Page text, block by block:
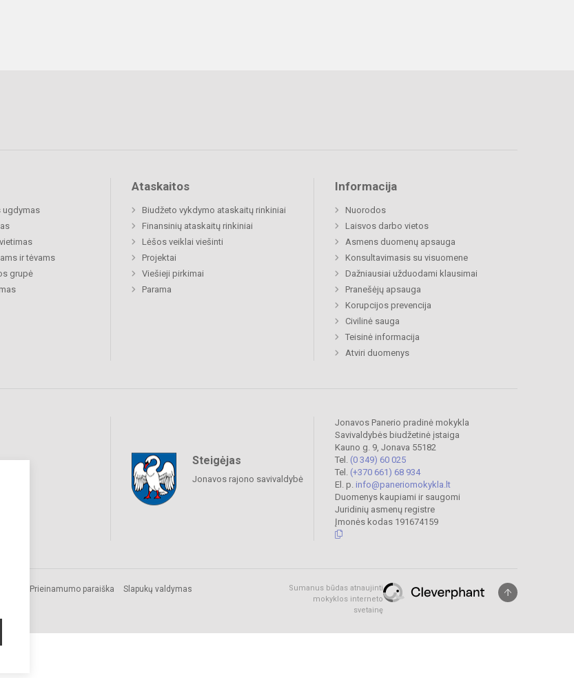
ugdymas
ir tėvams
grupė
Ataskaitos
Biudžeto vykdymo ataskaitų rinkiniai
Finansinių ataskaitų rinkiniai
Lėšos veiklai viešinti
Projektai
Viešieji pirkimai
Parama
Informacija
Nuorodos
Laisvos darbo vietos
Asmens duomenų apsauga
Konsultavimasis su visuomene
Dažniausiai užduodami klausimai
Pranešėjų apsauga
Korupcijos prevencija
Civilinė sauga
Teisinė informacija
Atviri duomenys
Steigėjas
Jonavos rajono savivaldybė
Jonavos Panerio pradinė mokykla
Savivaldybės biudžetinė įstaiga
Kauno g. 9, Jonava 55182
Tel. (0 349) 60 025
Tel. (+370 661) 68 934
El. p. info@paneriomokykla.lt
Duomenys kaupiami ir saugomi
Juridinių asmenų registre
Įmonės kodas 191674159
Prieinamumo paraiška Slapukų valdymas
Sumanus būdas atnaujinti
mokyklos interneto
svetainę